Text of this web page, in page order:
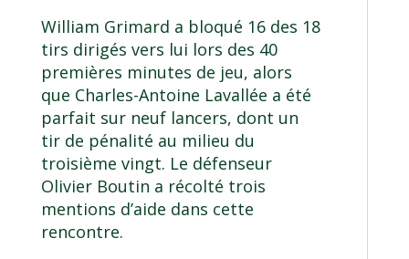
William Grimard a bloqué 16 des 18
tirs dirigés vers lui lors des 40
premières minutes de jeu, alors
que Charles-Antoine Lavallée a été
parfait sur neuf lancers, dont un
tir de pénalité au milieu du
troisième vingt. Le défenseur
Olivier Boutin a récolté trois
mentions d’aide dans cette
rencontre.